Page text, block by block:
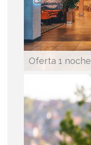
Oferta 1 noche